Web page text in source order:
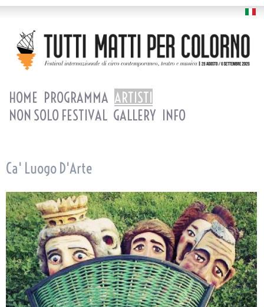
HOME PROGRAMMA ARTISTI
NON SOLO FESTIVAL GALLERY INFO
Ca' Luogo D'Arte